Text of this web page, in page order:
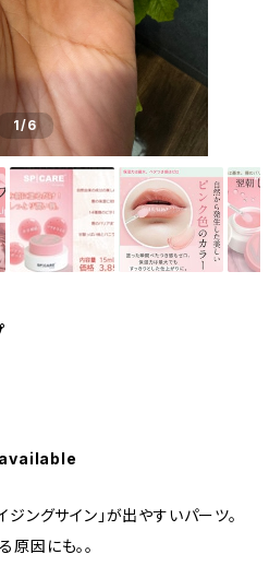
1/6
ングサイン」が出やすいパーツ。
因にも。。